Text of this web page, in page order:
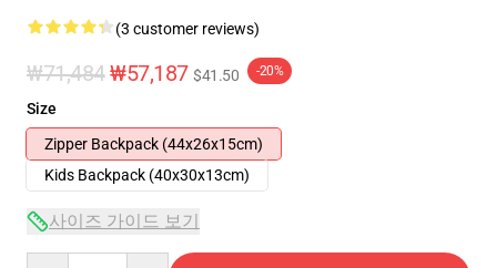
(3 customer reviews)
₩71,484₩57,187 $41.50 -20%
Size
Zipper Backpack (44x26x15cm)
Kids Backpack (40x30x13cm)
사이즈 가이드 보기